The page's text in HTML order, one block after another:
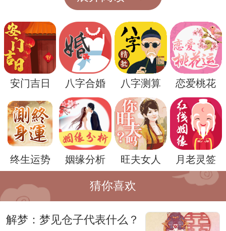
重大决策或需要重塑自己生活的时候出现。
还有一种解读是，梦见抱着男孩可能反映了
你在情感上的某种需求或者对亲密关系的渴
望。男孩可以代表你内心深处的一种孤独感
或需要被关爱的渴望。这种梦境可能提醒你
关注自己在亲密关系中的真实感受和需求。
安门吉日 八字合婚 八字测算 恋爱桃花
终生运势 姻缘分析 旺夫女人 月老灵签
猜你喜欢
解梦：梦见仓子代表什么？